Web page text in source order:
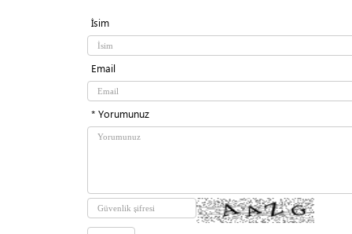
İsim
Email
* Yorumunuz